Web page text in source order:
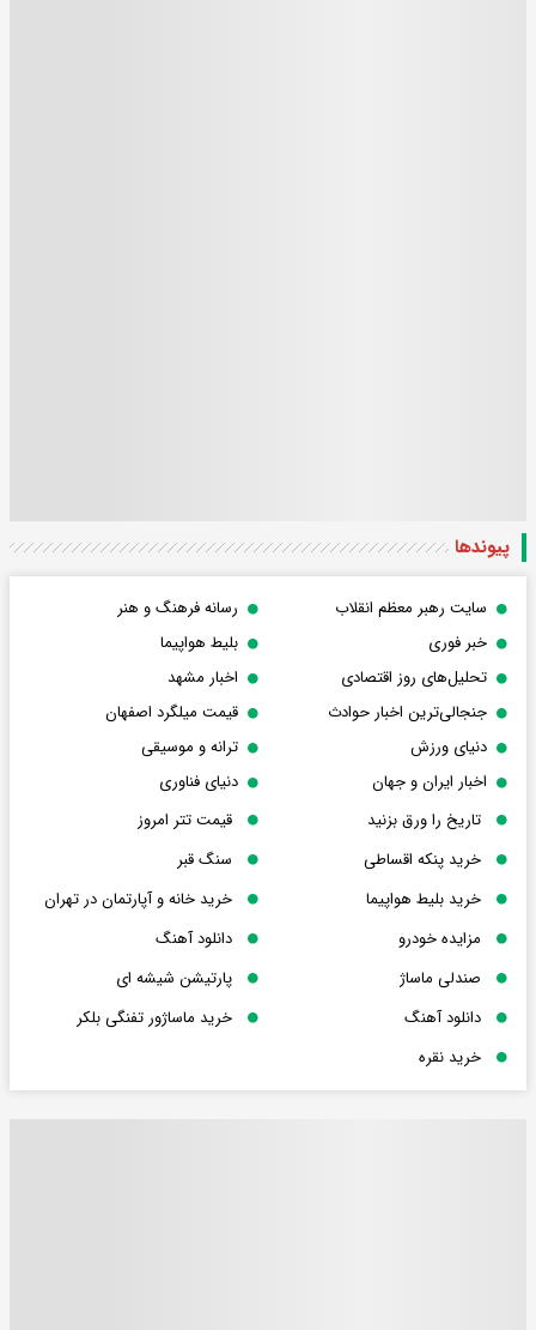
پیوندها
سایت رهبر معظم انقلاب
رسانه فرهنگ و هنر
خبر فوری
بلیط هواپیما
تحلیل‌های روز اقتصادی
اخبار مشهد
جنجالی‌ترین اخبار حوادث
قیمت میلگرد اصفهان
دنیای ورزش
ترانه و موسیقی
اخبار ایران و جهان
دنیای فناوری
تاریخ را ورق بزنید
قیمت تتر امروز
خرید پنکه اقساطی
سنگ قبر
خرید بلیط هواپیما
خرید خانه و آپارتمان در تهران
مزایده خودرو
دانلود آهنگ
صندلی ماساژ
پارتیشن شیشه ای
دانلود آهنگ
خرید ماساژور تفنگی بلکر
خرید نقره